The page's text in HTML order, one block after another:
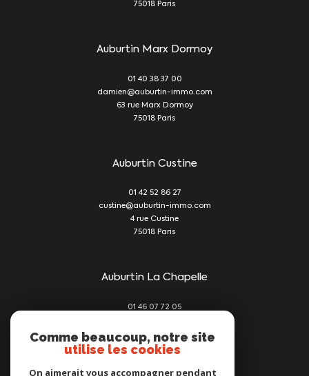
75018
Paris
Auburtin Marx Dormoy
01 40 38 37 00
damien@auburtin-immo.com
63 rue Marx Dormoy
75018
Paris
Auburtin Custine
01 42 52 86 27
custine@auburtin-immo.com
4 rue Custine
75018
Paris
Auburtin La Chapelle
01 46 07 72 05
209 rue du Faubourg St Denis
75010 Paris
Comme beaucoup, notre site
utilise les cookies
On aimerait vous accompagner pendant